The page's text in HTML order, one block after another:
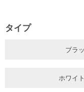
タイプ
ブラ
ホワイ